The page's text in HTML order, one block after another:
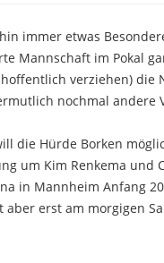
immer etwas
Mannschaft im Pokal
verziehen) die
nochmal
die Hürde Borken
um Kim Renkema
in Mannheim Anfang
erst am morgigen